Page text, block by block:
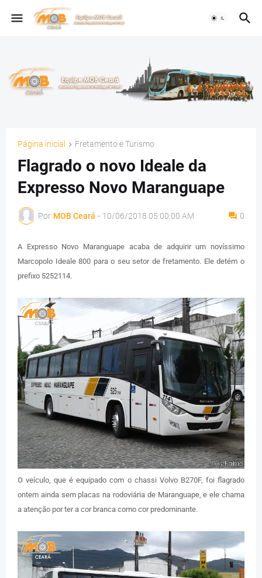
Página inicial Fretamento e Turismo
Flagrado o novo Ideale da
Expresso Novo Maranguape
Por MOB Ceará - 10/06/2018 05:00:00 AM 0
A Expresso Novo Maranguape acaba de adquirir um novíssimo
Marcopolo Ideale 800 para o seu setor de fretamento. Ele detém o
prefixo 5252114.
O veículo, que é equipado com o chassi Volvo B270F, foi flagrado
ontem ainda sem placas na rodoviária de Maranguape, e ele chama
a atenção por ter a cor branca como cor predominante.